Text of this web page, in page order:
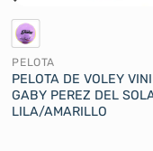
PELOTA
PELOTA DE VOLEY
GABY PEREZ DEL
LILA/AMARILLO